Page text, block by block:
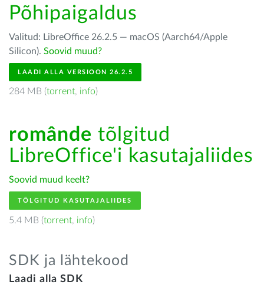
Põhipaigaldus
Valitud: LibreOffice 26.2.5 — macOS (Aarch64/Apple
Silicon). Soovid muud?
LAADI ALLA VERSIOON 26.2.5
284 MB (torrent, info)
românde tõlgitud
LibreOffice'i kasutajaliides
Soovid muud keelt?
TÕLGITUD KASUTAJALIIDES
5.4 MB (torrent, info)
SDK ja lähtekood
Laadi alla SDK